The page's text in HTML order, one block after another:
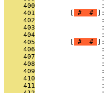
     400
     401
# # ]:
     402
                 :
     403
     404
     405
# # ]:
     406
                 :
     407
     408
     409
                 :
     410
     411